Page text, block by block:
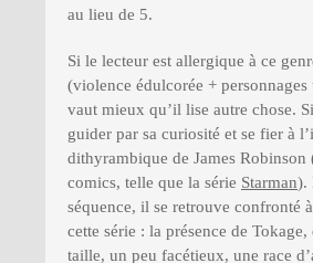
au lieu de 5.
Si le lecteur est allergique à ce
(violence édulcorée +
vaut mieux qu’il lise autre chose.
guider par sa curiosité et se fier à
dithyrambique de James Robinson
comics, telle que la série Starman).
séquence, il se retrouve confronté
cette série : la présence de
taille, un peu facétieux, une race